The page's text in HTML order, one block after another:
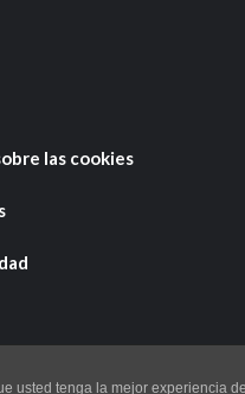
las cookies
usted tenga la mejor experiencia